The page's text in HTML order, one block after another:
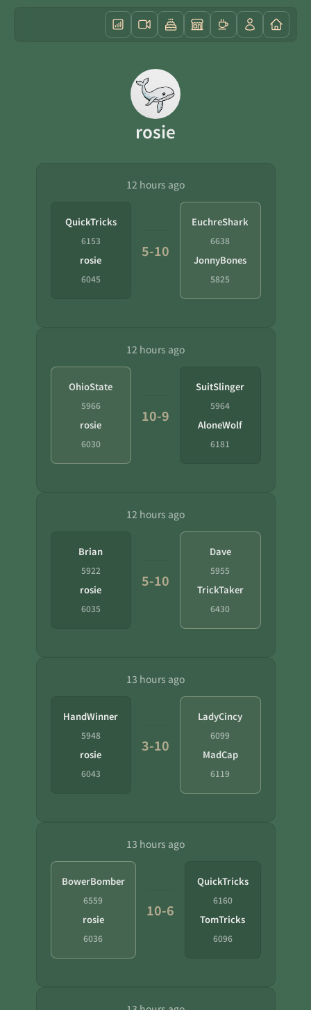
rosie
12 hours ago
QuickTricks
6153
rosie
6045
5-10
EuchreShark
6638
JonnyBones
5825
12 hours ago
OhioState
5966
rosie
6030
10-9
SuitSlinger
5964
AloneWolf
6181
12 hours ago
Brian
5922
rosie
6035
5-10
Dave
5955
TrickTaker
6430
13 hours ago
HandWinner
5948
rosie
6043
3-10
LadyCincy
6099
MadCap
6119
13 hours ago
BowerBomber
6559
rosie
6036
10-6
QuickTricks
6160
TomTricks
6096